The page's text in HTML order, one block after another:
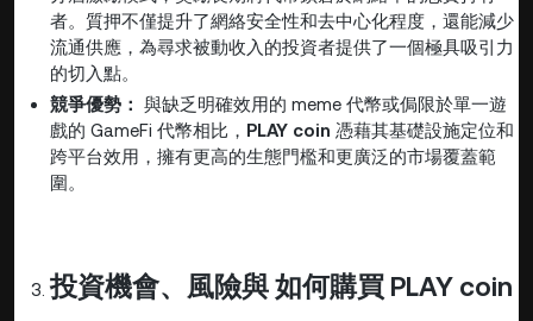
者。質押不僅提升了網絡安全性和去中心化程度，還能減少
流通供應，為尋求被動收入的投資者提供了一個極具吸引力
的切入點。
競爭優勢： 與缺乏明確效用的 meme 代幣或侷限於單一遊
戲的 GameFi 代幣相比， PLAY coin 憑藉其基礎設施定位和
跨平台效用，擁有更高的生態門檻和更廣泛的市場覆蓋範
圍。
投資機會、風險與如何購買 PLAY coin